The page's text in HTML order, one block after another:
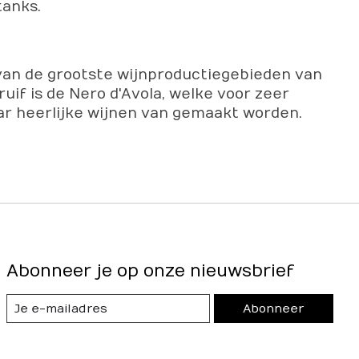
de grootste wijnproductiegebieden van
is de Nero d'Avola, welke voor zeer
heerlijke wijnen van gemaakt worden.
Abonneer je op onze nieuwsbrief
Abonneer